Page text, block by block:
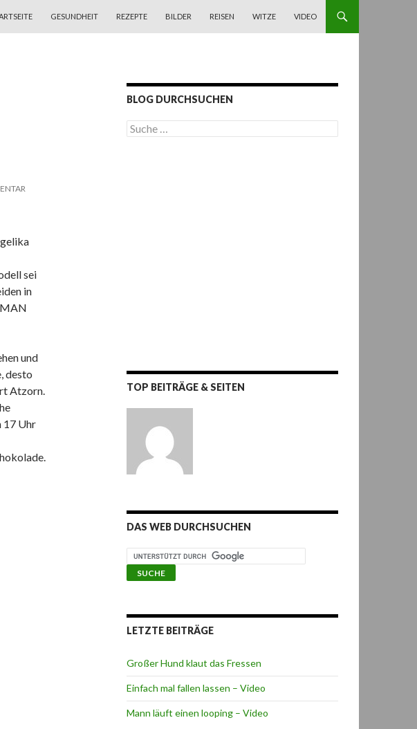
GESUNDHEIT REZEPTE BILDER REISEN WITZE VIDEO
sei
in
und
desto
Atzorn.
17 Uhr
BLOG DURCHSUCHEN
S
u
TOP BEITRÄGE & SEITEN
DAS WEB DURCHSUCHEN
LETZTE BEITRÄGE
Großer Hund klaut das Fressen
Einfach mal fallen lassen – Video
Mann läuft einen looping – Video